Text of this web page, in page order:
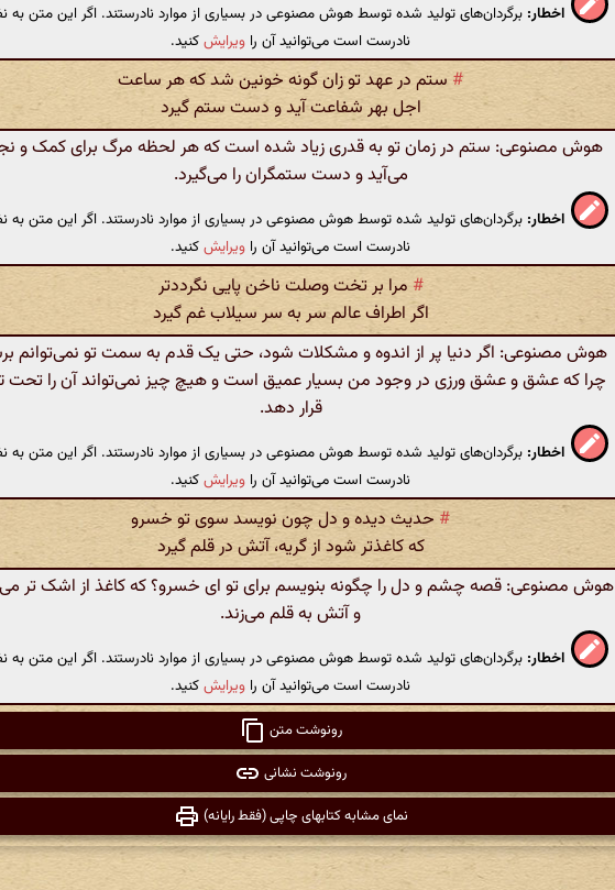
اخطار: برگردان‌های تولید شده توسط هوش مصنوعی در بسیاری از موارد نادرستند. اگر این متن به
نادرست است می‌توانید آن را ویرایشکنید.
# ستم در عهد تو زان گونه خونین شد که هر ساعت
اجل بهر شفاعت آید و دست ستم گیرد
هوش مصنوعی: ستم در زمان تو به قدری زیاد شده است که هر لحظه مرگ برای کمک و
می‌آید و دست ستمگران را می‌گیرد.
اخطار: برگردان‌های تولید شده توسط هوش مصنوعی در بسیاری از موارد نادرستند. اگر این متن به
نادرست است می‌توانید آن را ویرایشکنید.
# مرا بر تخت وصلت ناخن پایی نگرددتر
اگر اطراف عالم سر به سر سیلاب غم گیرد
هوش مصنوعی: اگر دنیا پر از اندوه و مشکلات شود، حتی یک قدم به سمت تو نمی‌توانم
چرا که عشق و عشق ورزی در وجود من بسیار عمیق است و هیچ چیز نمی‌تواند آن را تحت
قرار دهد.
اخطار: برگردان‌های تولید شده توسط هوش مصنوعی در بسیاری از موارد نادرستند. اگر این متن به
نادرست است می‌توانید آن را ویرایشکنید.
#حدیث دیده و دل چون نویسد سوی تو خسرو
که کاغذتر شود از گریه، آتش در قلم گیرد
هوش مصنوعی: قصه چشم و دل را چگونه بنویسم برای تو ای خسرو؟ که کاغذ از اشک تر
و آتش به قلم می‌زند.
اخطار: برگردان‌های تولید شده توسط هوش مصنوعی در بسیاری از موارد نادرستند. اگر این متن به
نادرست است می‌توانید آن را ویرایشکنید.
رونوشت متن
رونوشت نشانی
نمای مشابه کتابهای چاپی (فقط رایانه)